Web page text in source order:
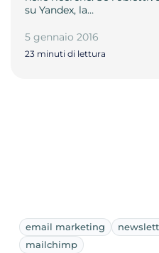
su Yandex, la…
5 gennaio 2016
23 minuti di lettura
email marketing
mailchimp